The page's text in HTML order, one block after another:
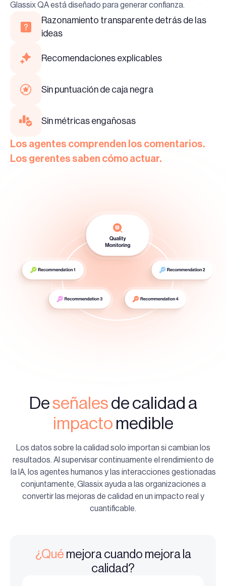
Glassix QA está diseñado para generar confianza.
Razonamiento transparente detrás de las
ideas
Recomendaciones explicables
Sin puntuación de caja negra
Sin métricas engañosas
Los agentes comprenden los comentarios.
Los gerentes saben cómo actuar.
Deseñalesde calidad a
impacto medible
Los datos sobre la calidad solo importan si cambian los
resultados. Al supervisar continuamente el rendimiento de
la IA, los agentes humanos y las interacciones gestionadas
conjuntamente, Glassix ayuda a las organizaciones a
convertir las mejoras de calidad en un impacto real y
cuantificable.
¿Qué mejora cuando mejora la
calidad?